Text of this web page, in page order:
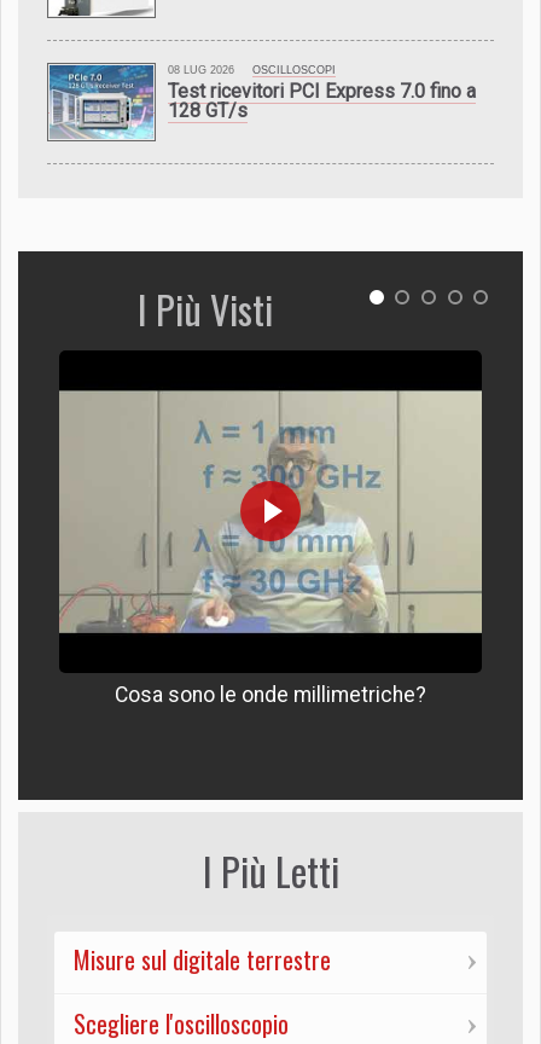
08 LUG 2026 OSCILLOSCOPI
Test ricevitori PCI Express 7.0 fino a
128 GT/s
I Più Visti
Cosa sono le onde millimetriche?
I Più Letti
Misure sul digitale terrestre
Scegliere l'oscilloscopio